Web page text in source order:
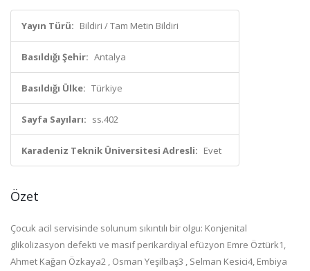
Yayın Türü: Bildiri / Tam Metin Bildiri
Basıldığı Şehir: Antalya
Basıldığı Ülke: Türkiye
Sayfa Sayıları: ss.402
Karadeniz Teknik Üniversitesi Adresli: Evet
Özet
Çocuk acil servisinde solunum sıkıntılı bir olgu: Konjenital
glikolizasyon defekti ve masif perikardiyal efüzyon Emre Öztürk1,
Ahmet Kağan Özkaya2 , Osman Yeşilbaş3 , Selman Kesici4, Embiya